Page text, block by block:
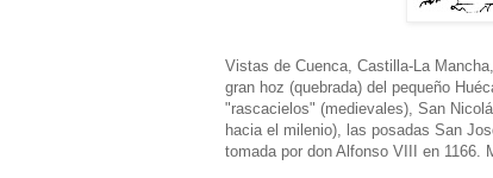
Vistas de Cuenca, Castilla-La
gran hoz (quebrada) del pequeño
"rascacielos" (medievales), San
hacia el milenio), las posadas San
tomada por don Alfonso VIII en 1166.